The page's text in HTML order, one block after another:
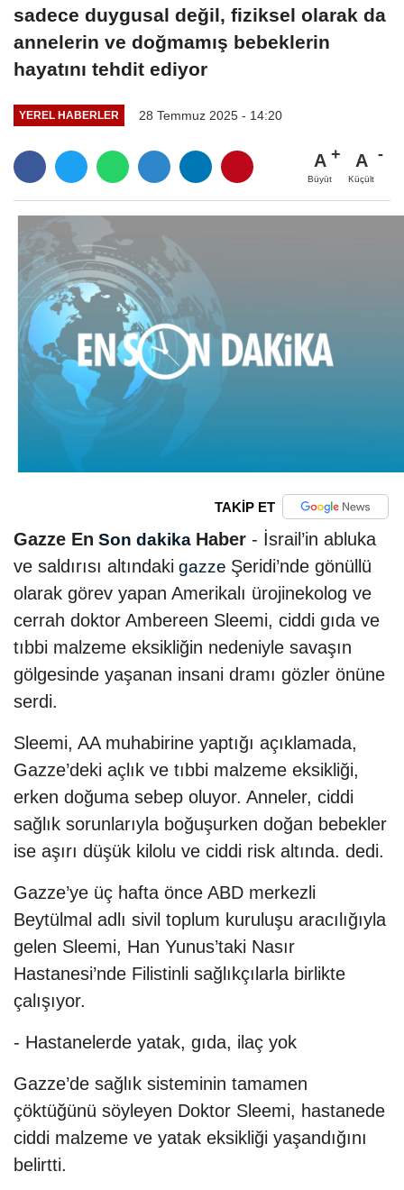
sadece duygusal değil, fiziksel olarak da
annelerin ve doğmamış bebeklerin
hayatını tehdit ediyor
YEREL HABERLER 28 Temmuz 2025 - 14:20
A
Büyüt
A
Küçült
TAKİP ET
Gazze En Son dakika Haber - İsrail’in abluka
ve saldırısı altındaki gazze Şeridi’nde gönüllü
olarak görev yapan Amerikalı ürojinekolog ve
cerrah doktor Ambereen Sleemi, ciddi gıda ve
tıbbi malzeme eksikliğin nedeniyle savaşın
gölgesinde yaşanan insani dramı gözler önüne
serdi.
Sleemi, AA muhabirine yaptığı açıklamada,
Gazze’deki açlık ve tıbbi malzeme eksikliği,
erken doğuma sebep oluyor. Anneler, ciddi
sağlık sorunlarıyla boğuşurken doğan bebekler
ise aşırı düşük kilolu ve ciddi risk altında. dedi.
Gazze’ye üç hafta önce ABD merkezli
Beytülmal adlı sivil toplum kuruluşu aracılığıyla
gelen Sleemi, Han Yunus’taki Nasır
Hastanesi’nde Filistinli sağlıkçılarla birlikte
çalışıyor.
- Hastanelerde yatak, gıda, ilaç yok
Gazze’de sağlık sisteminin tamamen
çöktüğünü söyleyen Doktor Sleemi, hastanede
ciddi malzeme ve yatak eksikliği yaşandığını
belirtti.